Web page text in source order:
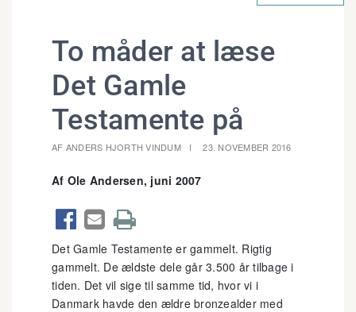
To måder at læse
Det Gamle
Testamente på
AF ANDERS HJORTH VINDUM 23. NOVEMBER 2016
Af Ole Andersen, juni 2007
  
Det Gamle Testamente er gammelt. Rigtig
gammelt. De ældste dele går 3.500 år tilbage i
tiden. Det vil sige til samme tid, hvor vi i
Danmark havde den ældre bronzealder med